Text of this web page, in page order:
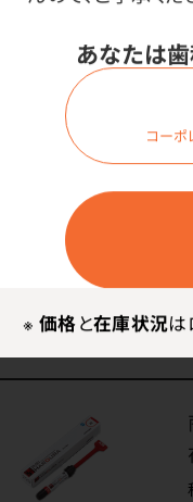
あなたは
コーポ
※ 価格と在庫状況は
価格はログイン後表示
ログイン